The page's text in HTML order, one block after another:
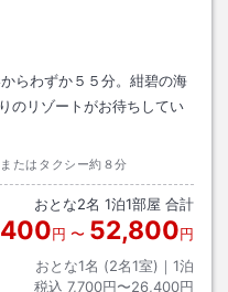
らわずか５５分。紺碧の海
のリゾートがお待ちしてい
たはタクシー約８分
おとな2名 1泊1部屋 合計
円 〜 52,800円
おとな1名 (2名1室)｜ 1泊
税込 7,700円〜26,400円